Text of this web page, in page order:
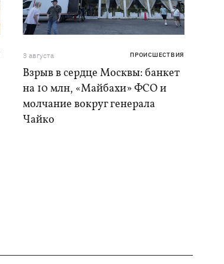
3 августа ПРОИСШЕСТВИЯ
Взрыв в сердце Москвы: банкет
на 10 млн, «Майбахи» ФСО и
молчание вокруг генерала
Чайко